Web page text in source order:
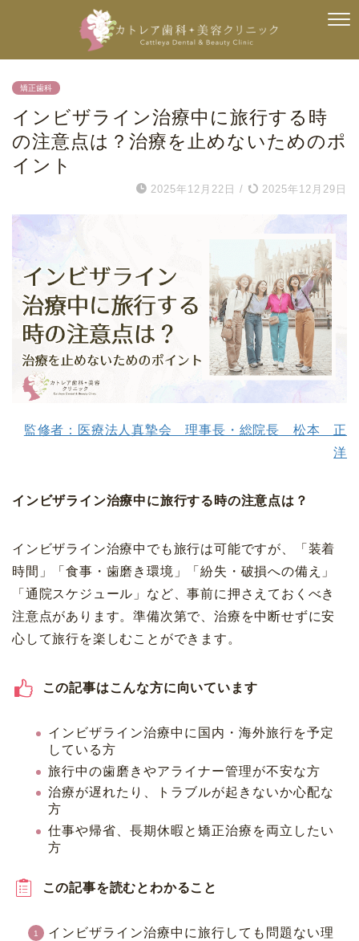
矯正歯科
インビザライン治療中に旅行する時
の注意点は？治療を止めないためのポ
イント
2025年12月22日 / 2025年12月29日
監修者：医療法人真摯会 理事長・総院長 松本 正
洋
インビザライン治療中に旅行する時の注意点は？
インビザライン治療中でも旅行は可能ですが、「装着
時間」「食事・歯磨き環境」「紛失・破損への備え」
「通院スケジュール」など、事前に押さえておくべき
注意点があります。準備次第で、治療を中断せずに安
心して旅行を楽しむことができます。
この記事はこんな方に向いています
インビザライン治療中に国内・海外旅行を予定
している方
旅行中の歯磨きやアライナー管理が不安な方
治療が遅れたり、トラブルが起きないか心配な
方
仕事や帰省、長期休暇と矯正治療を両立したい
方
この記事を読むとわかること
インビザライン治療中に旅行しても問題ない理